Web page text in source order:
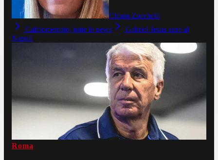
Chiara Zucchelli
Calciomercato, tutte le news
Gabriel Jesus apre al
Napoli
Roma